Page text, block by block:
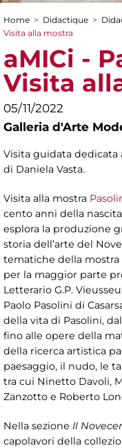
You are here
Home > Didactique >
Visita alla mostra
aMICi -
Visita
05/11/2022
Galleria d'Arte
Visita guidata dedicata
di Daniela Vasta.
Visita alla mostra
cento anni della nascita
esplora la produzione
storia dell’arte del
tematiche della
per la maggior parte
Letterario G.P.
Paolo Pasolini di
della vita di Pasolini,
fino alle opere della
della ricerca artistica
paesaggio, il nudo, le
tra cui Ninetto Davoli,
Zanzotto e Roberto
Nella sezione Il
capolavori della